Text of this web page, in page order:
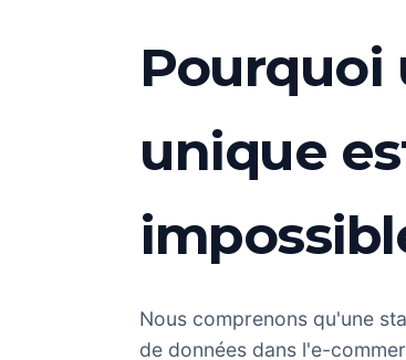
Pourquoi
unique
Nous comprenons qu'une
de données dans l'e-